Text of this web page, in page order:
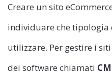
Creare un sito
individuare che tipologia
utilizzare. Per gestire i
dei software chiamati